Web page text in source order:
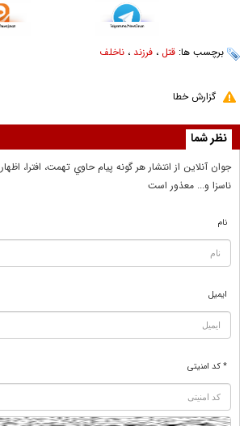
برچسب ها: قتل ، فرزند ، ناخلف
گزارش خطا
نظر شما
جوان آنلاين از انتشار هر گونه پيام حاوي تهمت، افترا،
ناسزا و... معذور است
نام
ایمیل
* کد امنیتی